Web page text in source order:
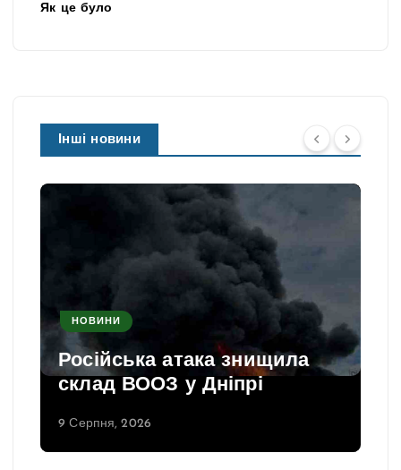
Як це було
Інші новини
НОВИНИ
Російська атака знищила
склад ВООЗ у Дніпрі
9 Серпня, 2026